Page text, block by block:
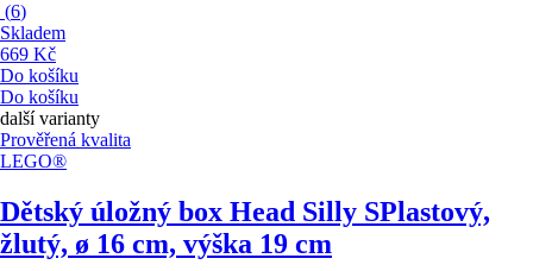
(6)
Skladem
669 Kč
Do košíku
Do košíku
další varianty
Prověřená kvalita
LEGO®
Dětský úložný box Head Silly SPlastový,
žlutý, ø 16 cm, výška 19 cm